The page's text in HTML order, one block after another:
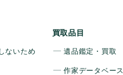
ないため
買取品目
遺品鑑定・買取
作家データベース